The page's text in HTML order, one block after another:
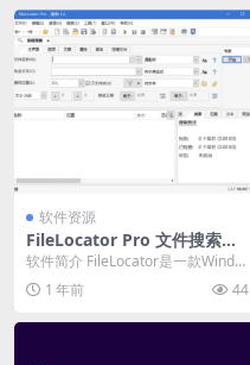
软件资源
FileLocator Pro 文件搜索工
具 v9.3.3522 多语便携版
软件简介 FileLocator是一款Windo
ws平台上的文件搜索工具，可以
帮...1 年前 44